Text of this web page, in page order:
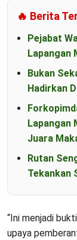
🔥 Berita
Pejabat
Lapangan
Bukan
Hadirkan
Lapangan
Juara
Rutan
Tekankan
“Ini menjadi
upaya